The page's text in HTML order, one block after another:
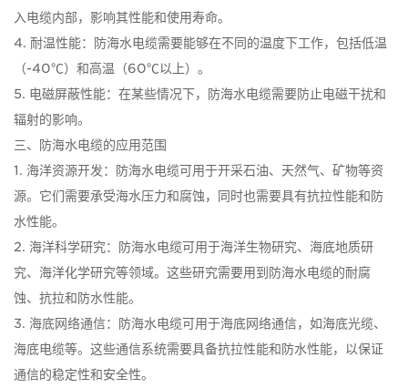
入电缆内部，影响其性能和使用寿命。
4. 耐温性能：防海水电缆需要能够在不同的温度下工作，包括低温
（-40℃）和高温（60℃以上）。
5. 电磁屏蔽性能：在某些情况下，防海水电缆需要防止电磁干扰和
辐射的影响。
三、防海水电缆的应用范围
1. 海洋资源开发：防海水电缆可用于开采石油、天然气、矿物等资
源。它们需要承受海水压力和腐蚀，同时也需要具有抗拉性能和防
水性能。
2. 海洋科学研究：防海水电缆可用于海洋生物研究、海底地质研
究、海洋化学研究等领域。这些研究需要用到防海水电缆的耐腐
蚀、抗拉和防水性能。
3. 海底网络通信：防海水电缆可用于海底网络通信，如海底光缆、
海底电缆等。这些通信系统需要具备抗拉性能和防水性能，以保证
通信的稳定性和安全性。